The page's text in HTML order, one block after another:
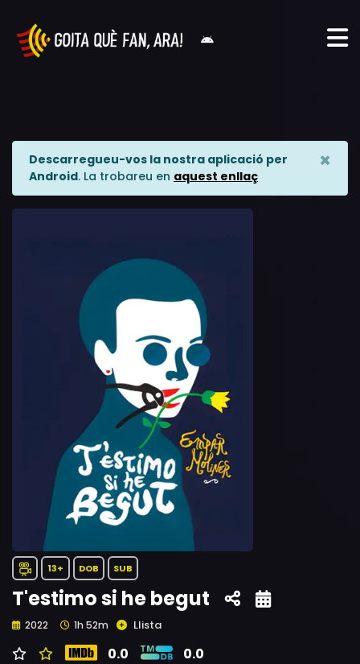
Descarregueu-vos la nostra aplicació per
Android. La trobareu en aquest enllaç
×
13+ DOB SUB
T'estimo si he begut
2022 1h 52m Llista
0.0 0.0